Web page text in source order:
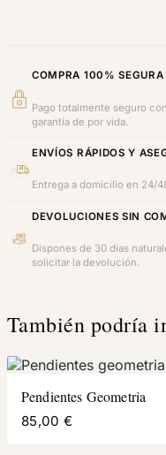
COMPRA 100%
Pago totalmente seguro
garantía de por vida.
ENVÍOS RÁPIDOS Y
Entrega a domicilio en 24/
DEVOLUCIONES SIN
Dispones de 30 días
solicitar la devolución.
También podría
Pendientes Geometria
85,00 €